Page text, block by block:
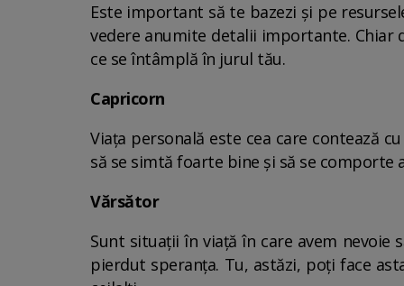
Este important să te bazezi și pe
vedere anumite detalii importante. Chiar
ce se întâmplă în jurul tău.
Capricorn
Viața personală este cea care contează
să se simtă foarte bine și să se comporte
Vărsător
Sunt situații în viață în care avem nevoie
pierdut speranța. Tu, astăzi, poți face